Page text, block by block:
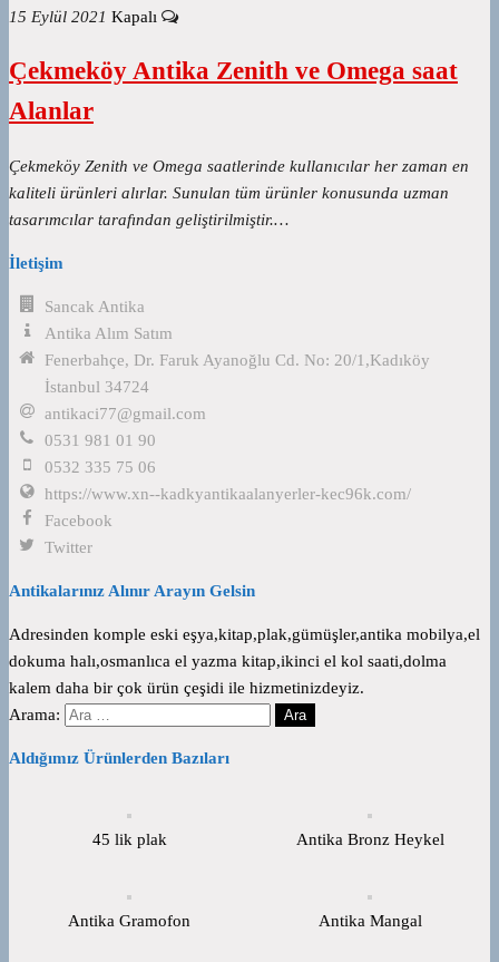
15 Eylül 2021 Kapalı
Çekmeköy Antika Zenith ve Omega saat
Alanlar
Çekmeköy Zenith ve Omega saatlerinde kullanıcılar her zaman en
kaliteli ürünleri alırlar. Sunulan tüm ürünler konusunda uzman
tasarımcılar tarafından geliştirilmiştir.…
İletişim
Sancak Antika
Antika Alım Satım
Fenerbahçe, Dr. Faruk Ayanoğlu Cd. No: 20/1,Kadıköy
İstanbul 34724
antikaci77@gmail.com
0531 981 01 90
0532 335 75 06
https://www.xn--kadkyantikaalanyerler-kec96k.com/
Facebook
Twitter
Antikalarınız Alınır Arayın Gelsin
Adresinden komple eski eşya,kitap,plak,gümüşler,antika mobilya,el
dokuma halı,osmanlıca el yazma kitap,ikinci el kol saati,dolma
kalem daha bir çok ürün çeşidi ile hizmetinizdeyiz.
Arama:
Aldığımız Ürünlerden Bazıları
45 lik plak Antika Bronz Heykel
Antika Gramofon Antika Mangal